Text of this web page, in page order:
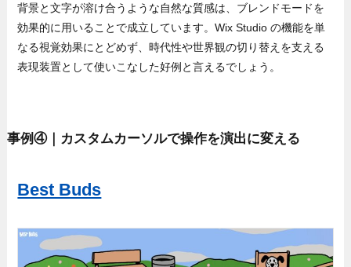
背景と文字が溶け合うような自然な質感は、ブレンドモードを
効果的に用いることで成立しています。Wix Studio の機能を単
なる視覚効果にとどめず、時代性や世界観の切り替えを支える
表現装置として使いこなした好例と言えるでしょう。
事例④｜カスタムカーソルで操作を演出に変える
Best Buds